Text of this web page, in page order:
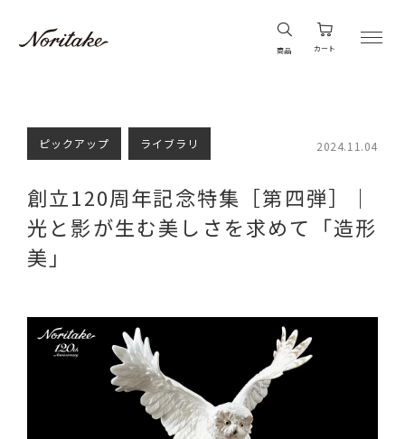
商品 カート
ピックアップ ライブラリ 2024.11.04
創立120周年記念特集［第四弾］｜
光と影が生む美しさを求めて「造形
美」